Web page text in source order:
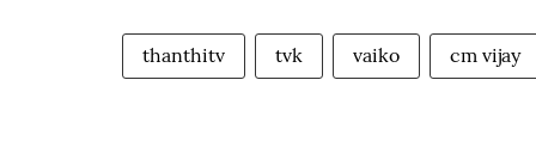
thanthitv tvk vaiko cm vijay